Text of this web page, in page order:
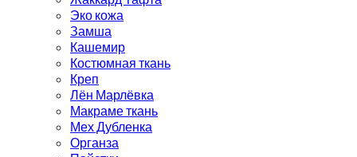
Эко кожа
Замша
Кашемир
Костюмная ткань
Креп
Лён Марлёвка
Макраме ткань
Мех Дубленка
Органза